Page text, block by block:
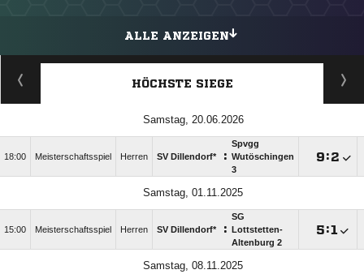
ALLE ANZEIGEN
HÖCHSTE SIEGE
Samstag, 20.06.2026
18:00 Meisterschaftsspiel Herren SV Dillendorf* :
Spvgg
Wutöschingen
3
:
Samstag, 01.11.2025
15:00 Meisterschaftsspiel Herren SV Dillendorf* :
SG
Lottstetten-
Altenburg 2
:
Samstag, 08.11.2025